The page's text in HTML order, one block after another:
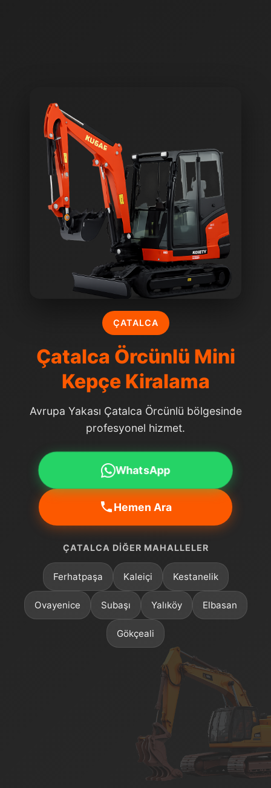
ÇATALCA
Çatalca Örcünlü Mini
Kepçe Kiralama
Avrupa Yakası Çatalca Örcünlü bölgesinde
profesyonel hizmet.
WhatsApp
Hemen Ara
ÇATALCA DIĞER MAHALLELER
Ferhatpaşa Kaleiçi Kestanelik
Ovayenice Subaşı Yalıköy Elbasan
Gökçeali